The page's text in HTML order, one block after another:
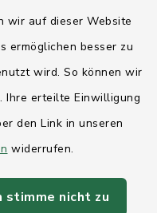
wir auf dieser Website
ermöglichen besser zu
wird. So können wir
Ihre erteilte Einwilligung
den Link in unseren
widerrufen.
stimme nicht zu
Holstein